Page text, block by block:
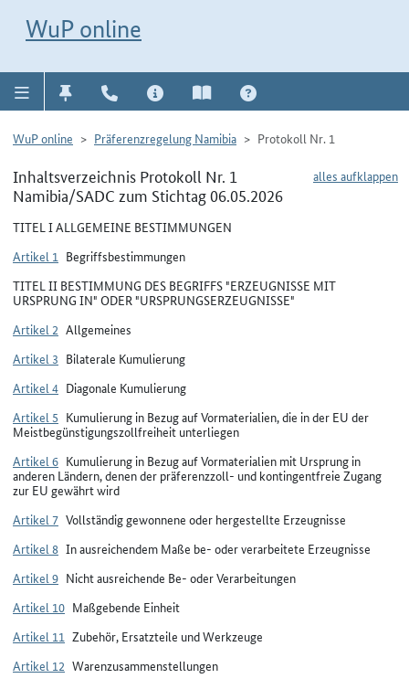
WuP online
WuP online Präferenzregelung Namibia Protokoll Nr. 1
alles aufklappen
Inhaltsverzeichnis Protokoll Nr. 1
Namibia/SADC zum Stichtag 06.05.2026
TITEL I ALLGEMEINE BESTIMMUNGEN
Artikel 1 Begriffsbestimmungen
TITEL II BESTIMMUNG DES BEGRIFFS "ERZEUGNISSE MIT
URSPRUNG IN" ODER "URSPRUNGSERZEUGNISSE"
Artikel 2 Allgemeines
Artikel 3 Bilaterale Kumulierung
Artikel 4 Diagonale Kumulierung
Artikel 5 Kumulierung in Bezug auf Vormaterialien, die in der EU der
Meistbegünstigungszollfreiheit unterliegen
Artikel 6 Kumulierung in Bezug auf Vormaterialien mit Ursprung in
anderen Ländern, denen der präferenzzoll- und kontingentfreie Zugang
zur EU gewährt wird
Artikel 7 Vollständig gewonnene oder hergestellte Erzeugnisse
Artikel 8 In ausreichendem Maße be- oder verarbeitete Erzeugnisse
Artikel 9 Nicht ausreichende Be- oder Verarbeitungen
Artikel 10 Maßgebende Einheit
Artikel 11 Zubehör, Ersatzteile und Werkzeuge
Artikel 12 Warenzusammenstellungen